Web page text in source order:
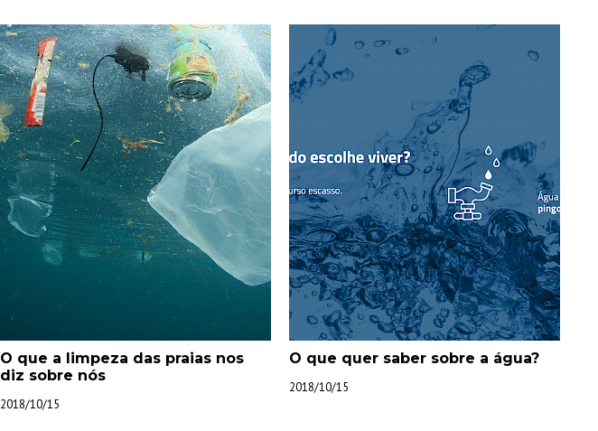
O que a limpeza das praias nos
diz sobre nós
2018/10/15
O que quer saber sobre a água?
2018/10/15